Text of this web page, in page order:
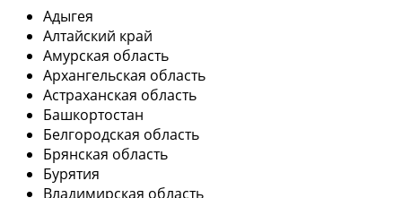
Адыгея
Алтайский край
Амурская область
Архангельская область
Астраханская область
Башкортостан
Белгородская область
Брянская область
Бурятия
Владимирская область